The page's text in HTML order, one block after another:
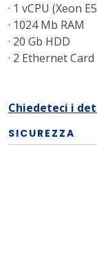
· 1 vCPU (Xeon
· 1024 Mb RAM
· 20 Gb HDD
· 2 Ethernet Card
Chiedeteci i
SICUREZZA